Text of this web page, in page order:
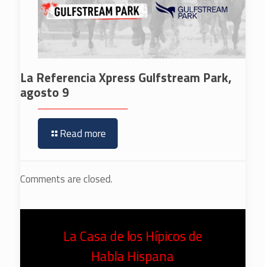
La Referencia Xpress Gulfstream Park,
agosto 9
Read more
Comments are closed.
La Casa de los Hípicos de
Habla Hispana